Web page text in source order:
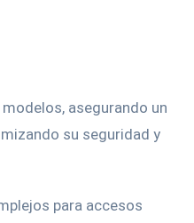
asegurando un
su seguridad y
para accesos